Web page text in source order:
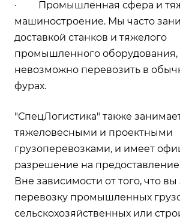
· Промышленная сфера и
машиностроение. Мы часто
доставкой станков и тяжелого
промышленного оборудования,
невозможно перевозить в
фурах.
"СпецЛогистика" также
тяжеловесными и проектными
грузоперевозками, и имеет
разрешение на предоставление
Вне зависимости от того, что вы
перевозку промышленных
сельскохозяйственных или